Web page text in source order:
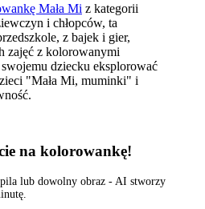
Mała Mi z kategorii
i chłopców, ta
z bajek i gier,
zajęć z kolorowanymi
dziecku eksplorować
"Mała Mi, muminki" i
na kolorowankę!
lub dowolny obraz - AI stworzy